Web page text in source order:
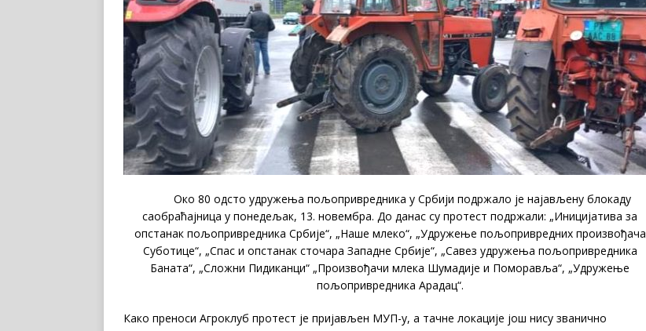
Око 80 одсто удружења пољопривредника у Србији подржало је најављену блокаду
саобраћајница у понедељак, 13. новембра. До данас су протест подржали: „Иницијатива за
опстанак пољопривредника Србије“, „Наше млеко“, „Удружење пољопривредних произвођача
Суботице“, „Спас и опстанак сточара Западне Србије“, „Савез удружења пољопривредника
Баната“, „Сложни Пидиканци“ „Произвођачи млека Шумадије и Поморавља“, „Удружење
пољопривредника Арадац“.
Како преноси Агроклуб протест је пријављен МУП-у, а тачне локације још нису званично